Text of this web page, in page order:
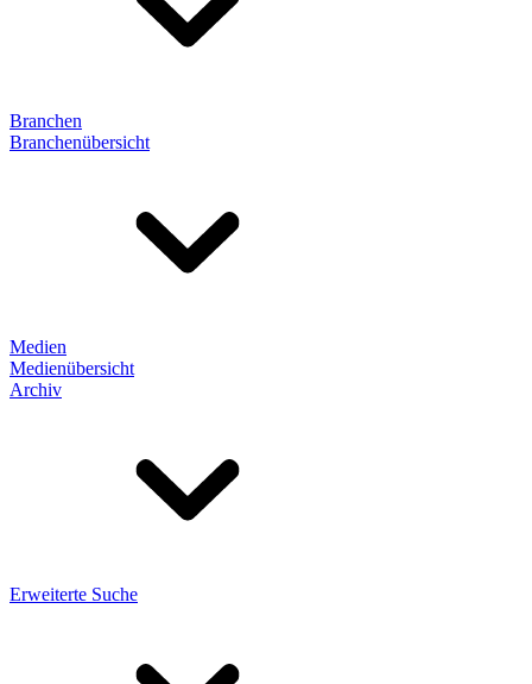
Branchen
Branchenübersicht
Medien
Medienübersicht
Archiv
Erweiterte Suche